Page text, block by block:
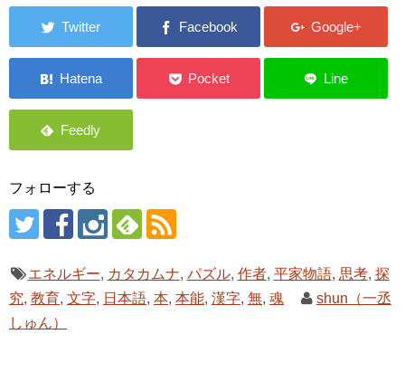
フォローする
エネルギー, カタカムナ, パズル, 作者, 平家物語, 思考, 探
究, 教育, 文字, 日本語, 本, 本能, 漢字, 無, 魂
shun（一丞
しゅん）